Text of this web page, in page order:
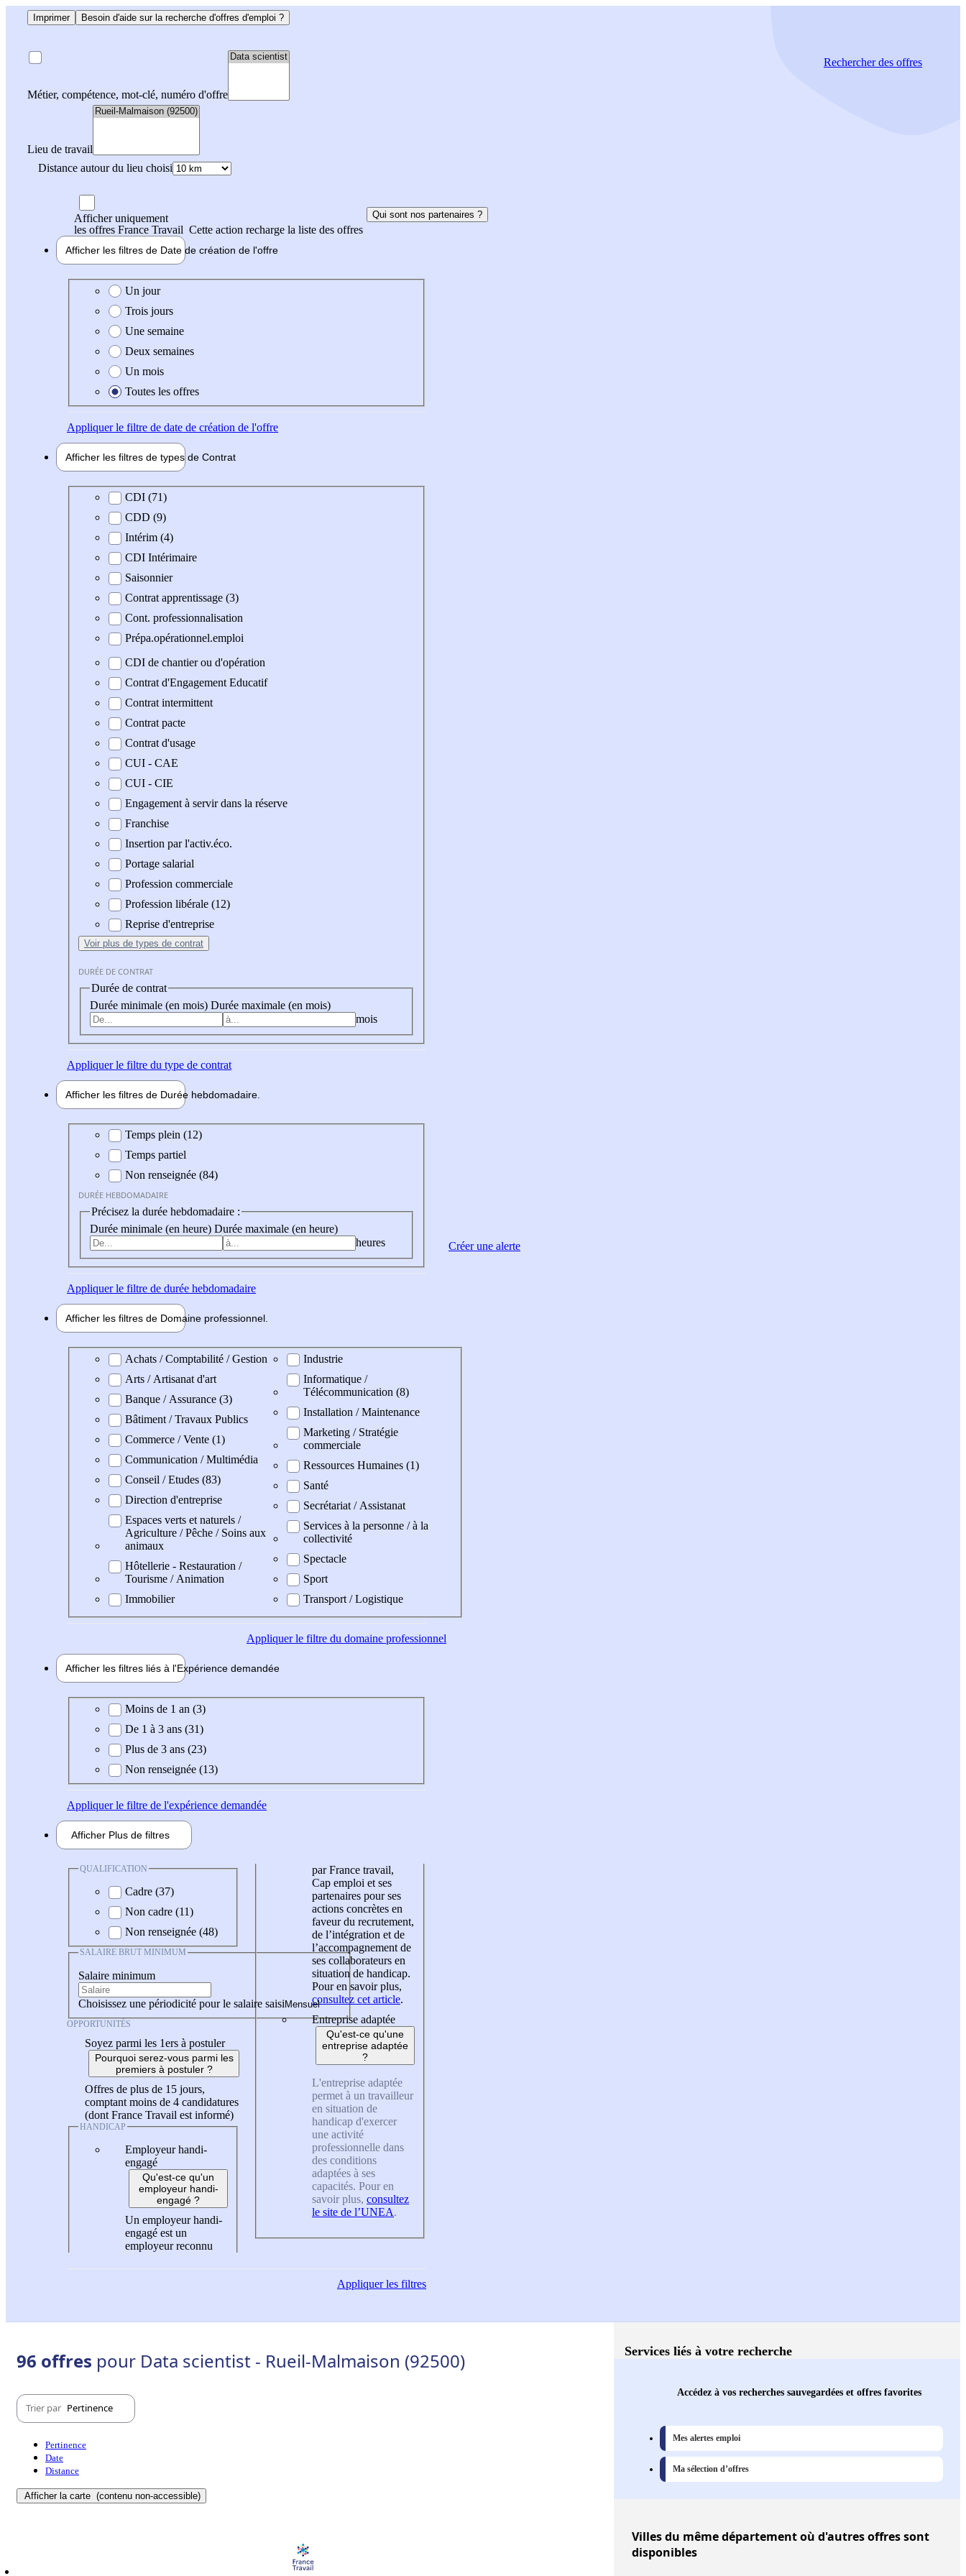
Imprimer Besoin d'aide sur la recherche d'offres d'emploi ?
Métier, compétence, mot-clé, numéro d'offre
Lieu de travail
Distance autour du lieu choisi
Rechercherdes offres
Afficher uniquement
les offres France Travail Cette action recharge la liste des offres
Qui sont nos partenaires ?
Afficher les filtres de Date de création de l'offre
Date de création de l'offre
Un jour
Trois jours
Une semaine
Deux semaines
Un mois
Toutes les offres
Appliquerle filtre de date de création de l'offre
Afficher les filtres de types de Contrat
Type de contratCDI (71)
CDD (9)
Intérim (4)
CDI Intérimaire
Saisonnier
Contrat apprentissage (3)
Cont. professionnalisation
Prépa.opérationnel.emploi
CDI de chantier ou d'opération
Contrat d'Engagement Educatif
Contrat intermittent
Contrat pacte
Contrat d'usage
CUI - CAE
CUI - CIE
Engagement à servir dans la réserve
Franchise
Insertion par l'activ.éco.
Portage salarial
Profession commerciale
Profession libérale (12)
Reprise d'entreprise
Voir plus de types de contrat
DURÉE DE CONTRAT
Durée de contrat
Durée minimale (en mois) Durée maximale (en mois)
mois
Appliquerle filtre du type de contrat
Afficher les filtres de Durée hebdomadaire
Durée hebdomadaire
Temps plein (12)
Temps partiel
Non renseignée (84)
DURÉE HEBDOMADAIRE
Précisez la durée hebdomadaire :
Durée minimale (en heure) Durée maximale (en heure)
heures
Appliquerle filtre de durée hebdomadaire
Afficher les filtres de Domaine professionnel
Domaine professionel
Achats / Comptabilité / Gestion
Arts / Artisanat d'art
Banque / Assurance (3)
Bâtiment / Travaux Publics
Commerce / Vente (1)
Communication / Multimédia
Conseil / Etudes (83)
Direction d'entreprise
Espaces verts et naturels /
Agriculture / Pêche / Soins aux
animaux
Hôtellerie - Restauration /
Tourisme / Animation
Immobilier
Industrie
Informatique /
Télécommunication (8)
Installation / Maintenance
Marketing / Stratégie
commerciale
Ressources Humaines (1)
Santé
Secrétariat / Assistanat
Services à la personne / à la
collectivité
Spectacle
Sport
Transport / Logistique
Appliquerle filtre du domaine professionnel
Afficher les filtres liés à l'Expérience demandée
Expérience demandée
Moins de 1 an (3)
De 1 à 3 ans (31)
Plus de 3 ans (23)
Non renseignée (13)
Appliquerle filtre de l'expérience demandée
Afficher Plus de filtres
QUALIFICATION
Cadre (37)
Non cadre (11)
Non renseignée (48)
SALAIRE BRUT MINIMUM
Salaire minimum
Choisissez une périodicité pour le salaire saisi
OPPORTUNITÉS
Soyez parmi les 1ers à postuler
Pourquoi serez-vous parmi les
premiers à postuler ?
Offres de plus de 15 jours,
comptant moins de 4 candidatures
(dont France Travail est informé)
HANDICAP
Employeur handi-
engagé
Qu'est-ce qu'un
employeur handi-
engagé ?
Un employeur handi-
engagé est un
employeur reconnu
par France travail,
Cap emploi et ses
partenaires pour ses
actions concrètes en
faveur du recrutement,
de l’intégration et de
l’accompagnement de
ses collaborateurs en
situation de handicap.
Pour en savoir plus,
consultez cet article.
Entreprise adaptée
Qu'est-ce qu'une
entreprise adaptée
?
L'entreprise adaptée
permet à un travailleur
en situation de
handicap d'exercer
une activité
professionnelle dans
des conditions
adaptées à ses
capacités. Pour en
savoir plus, consultez
le site de l’UNEA.
Appliquerles filtres
Créer une alerte
96 offres pour Data scientist - Rueil-Malmaison (92500)
Trier par Pertinence
Pertinence
Date
Distance
Afficher la carte (contenu non-accessible)
Services liés à votre recherche
Accédez à vos recherches sauvegardées et offres favorites
Mes alertes emploi
Ma sélection d’offres
Villesdu même département où d'autres offres sont
disponibles